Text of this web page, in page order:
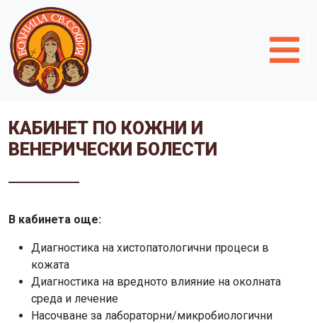
КАБИНЕТ ПО КОЖНИ И
ВЕНЕРИЧЕСКИ БОЛЕСТИ
В кабинета още:
Диагностика на хистопатологични процеси в
кожата
Диагностика на вредното влияние на околната
среда и лечение
Насочване за лабораторни/микробиологични